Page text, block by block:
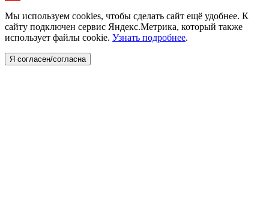
Мы используем cookies, чтобы сделать сайт ещё удобнее. К
сайту подключен сервис Яндекс.Метрика, который также
использует файлы cookie. Узнать подробнее.
Я согласен/согласна